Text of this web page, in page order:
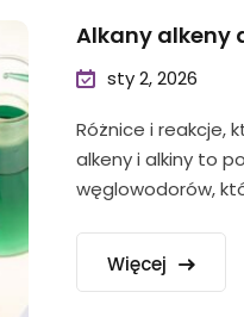
Alkany alkeny
sty 2, 2026
Różnice i reakcje,
alkeny i alkiny to
węglowodorów,
Więcej